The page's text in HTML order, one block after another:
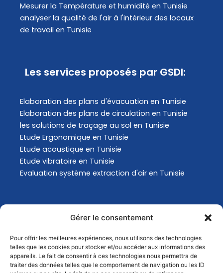
Gérer le consentement
Pour offrir les meilleures expériences, nous utilisons des technologies
telles que les cookies pour stocker et/ou accéder aux informations des
appareils. Le fait de consentir à ces technologies nous permettra de
traiter des données telles que le comportement de navigation ou les ID
Mesurer la Température et humidité en Tunisie
analyser la qualité de l'air à l'intérieur des locaux
de travail en Tunisie
Les services proposés par GSDI:
Elaboration des plans d'évacuation​ en Tunisie
Elaboration des plans de circulation en Tunisie
les solutions de traçage au sol en Tunisie
Etude Ergonomique en Tunisie
Etude acoustique en Tunisie
Etude vibratoire en Tunisie
Evaluation système extraction d'air en Tunisie
Actualités
Analyse Environnementale en Tunisie
Comment choisir son masque de protection
respiratoire ?